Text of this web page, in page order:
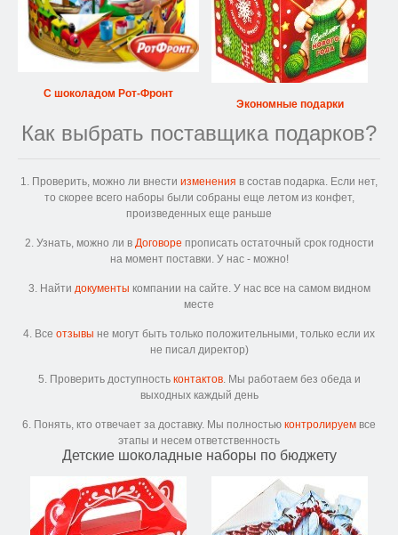
С шоколадом Рот-Фронт
Экономные подарки
Как выбрать поставщика подарков?
1. Проверить, можно ли внести изменения в состав подарка. Если нет,
то скорее всего наборы были собраны еще летом из конфет,
произведенных еще раньше
2. Узнать, можно ли в Договоре прописать остаточный срок годности
на момент поставки. У нас - можно!
3. Найти документы компании на сайте. У нас все на самом видном
месте
4. Все отзывы не могут быть только положительными, только если их
не писал директор)
5. Проверить доступность контактов. Мы работаем без обеда и
выходных каждый день
6. Понять, кто отвечает за доставку. Мы полностью контролируем все
этапы и несем ответственность
Детские шоколадные наборы по бюджету